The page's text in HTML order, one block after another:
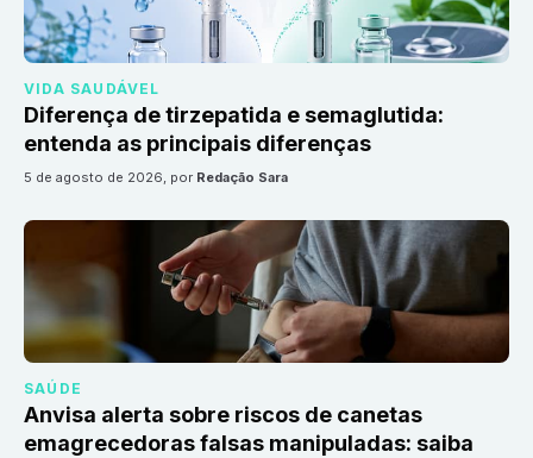
VIDA SAUDÁVEL
Diferença de tirzepatida e semaglutida:
entenda as principais diferenças
5 de agosto de 2026, por Redação Sara
SAÚDE
Anvisa alerta sobre riscos de canetas
emagrecedoras falsas manipuladas: saiba